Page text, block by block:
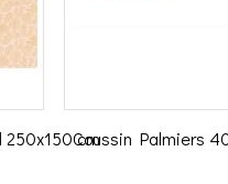
cm
Coussin Palmiers